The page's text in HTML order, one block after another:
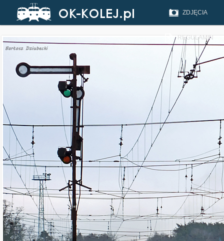
ZDJĘCIA
REGULAMIN